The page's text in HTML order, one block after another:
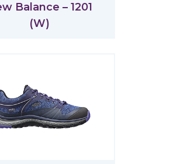
Balance – 1201
(W)